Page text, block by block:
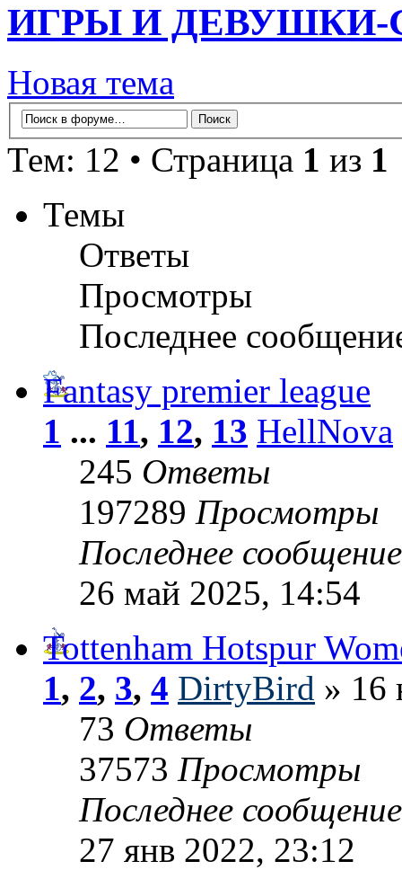
ИГРЫ И ДЕВУШКИ-
Новая тема
Тем: 12 • Страница 1 из 1
Темы
Ответы
Просмотры
Последнее
Fantasy premier league
1 ... 11, 12, 13 HellNova
245 Ответы
197289 Просмотры
Последнее
26 май 2025, 14:54
Tottenham Hotspur
1, 2, 3, 4 DirtyBird » 16
73 Ответы
37573 Просмотры
Последнее
27 янв 2022, 23:12